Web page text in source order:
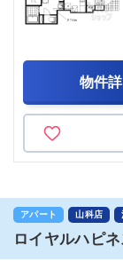
物件
アパート 山科店
ロイヤルハピネ